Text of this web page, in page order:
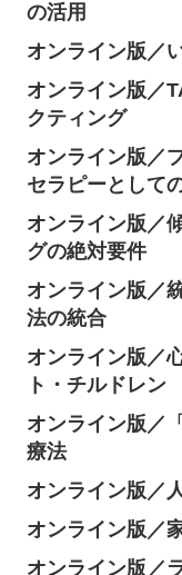
の活用
オンライン版／
オンライン版／
クティング
オンライン版／
セラピーとして
オンライン版／
グの絶対要件
オンライン版／
法の統合
オンライン版／
ト・チルドレン
オンライン版／
療法
オンライン版／
オンライン版／
オンライン版／